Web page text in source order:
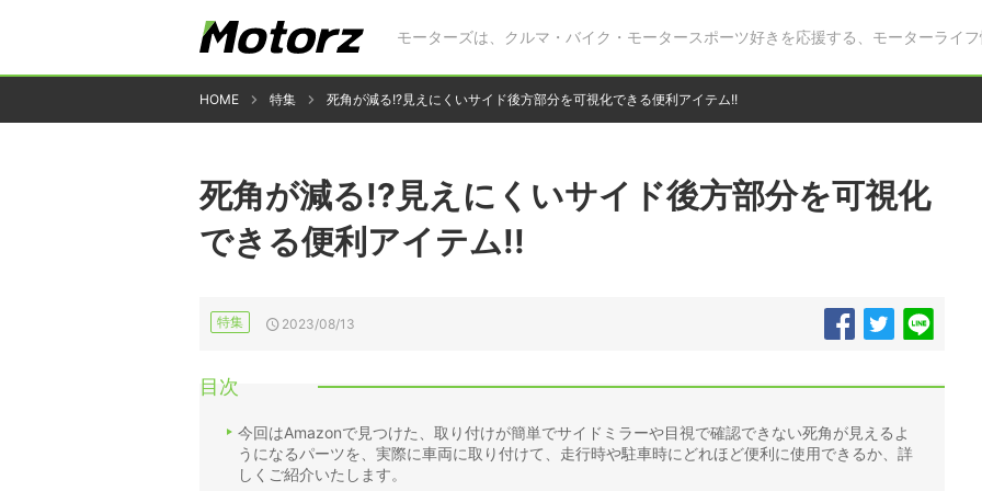
モーターズは、クルマ・バイク・モータースポーツ好きを応援する、モーターライフ
HOME 特集 死角が減る!?見えにくいサイド後方部分を可視化できる便利アイテム!!
死角が減る!?見えにくいサイド後方部分を可視化
できる便利アイテム!!
特集 2023/08/13
目次
今回はAmazonで見つけた、取り付けが簡単でサイドミラーや目視で確認できない死角が見えるよ
うになるパーツを、実際に車両に取り付けて、走行時や駐車時にどれほど便利に使用できるか、詳
しくご紹介いたします。